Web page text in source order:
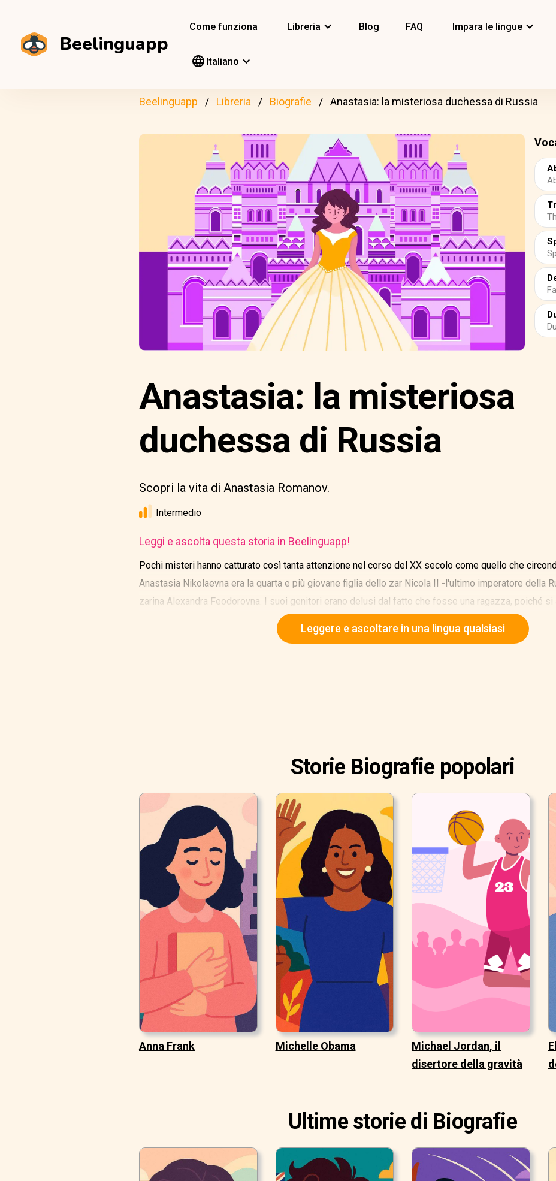
Beelinguapp
Come funziona Libreria Blog FAQ Impara le lingue
Italiano
Beelinguapp Libreria Biografie Anastasia: la misteriosa duchessa di Russia
Anastasia: la misteriosa
duchessa di Russia
Scopri la vita di Anastasia Romanov.
Intermedio
Leggi e ascolta questa storia in Beelinguapp!
Pochi misteri hanno catturato così tanta attenzione nel corso del XX secolo come quello che
Anastasia Nikolaevna era la quarta e più giovane figlia dello zar Nicola II -l'ultimo imperatore della
zarina Alexandra Feodorovna. I suoi genitori erano delusi dal fatto che fosse una ragazza, poiché
Leggere e ascoltare in una lingua qualsiasi
Storie Biografie popolari
Anna Frank Michelle Obama
Michael Jordan, il
disertore della gravità
Ultime storie di Biografie